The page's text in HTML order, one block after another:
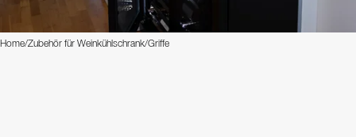
Home/Zubehör für Weinkühlschrank/Griffe